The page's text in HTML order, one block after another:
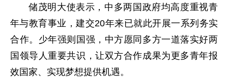
储茂明大使表示，中多两国政府均高度重视青
年与教育事业，建交20年来已就此开展一系列务实
合作。少年强则国强，中方愿同多方一道落实好两
国领导人重要共识，让双方合作成果为更多青年报
效国家、实现梦想提供机遇。